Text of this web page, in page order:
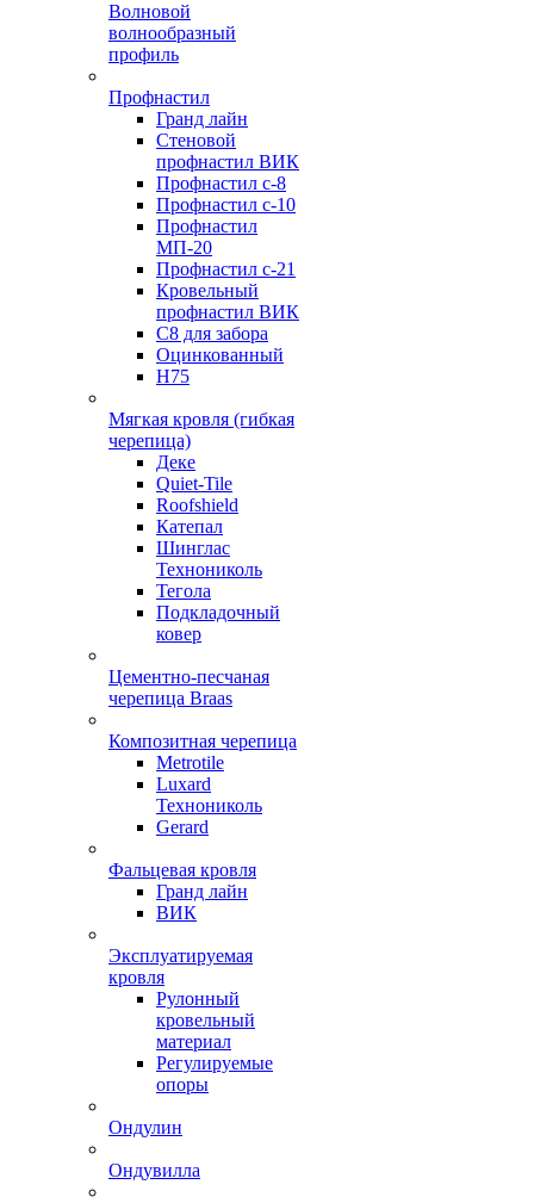
Волновой
волнообразный
профиль
Профнастил
Гранд лайн
Стеновой
профнастил ВИК
Профнастил с-8
Профнастил с-10
Профнастил
МП-20
Профнастил с-21
Кровельный
профнастил ВИК
С8 для забора
Оцинкованный
Н75
Мягкая кровля (гибкая
черепица)
Деке
Quiet-Tile
Roofshield
Катепал
Шинглас
Технониколь
Тегола
Подкладочный
ковер
Цементно-песчаная
черепица Braas
Композитная черепица
Metrotile
Luxard
Технониколь
Gerard
Фальцевая кровля
Гранд лайн
ВИК
Эксплуатируемая
кровля
Рулонный
кровельный
материал
Регулируемые
опоры
Ондулин
Ондувилла